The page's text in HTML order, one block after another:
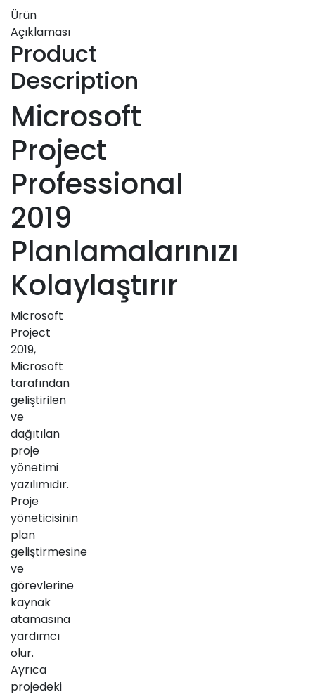
Ürün
Açıklaması
Product
Description
Microsoft
Project
Professional
2019
Planlamalarınızı
Kolaylaştırır
Microsoft
Project
2019,
Microsoft
tarafından
geliştirilen
ve
dağıtılan
proje
yönetimi
yazılımıdır.
Proje
yöneticisinin
plan
geliştirmesine
ve
görevlerine
kaynak
atamasına
yardımcı
olur.
Ayrıca
projedeki